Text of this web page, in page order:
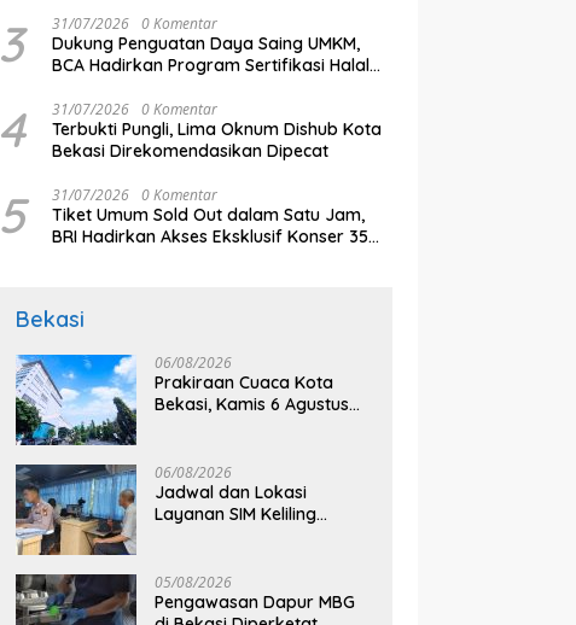
Surabaya Juara Piala Presiden
2026
3 31/07/2026 0 Komentar
Dukung Penguatan Daya Saing UMKM,
BCA Hadirkan Program Sertifikasi Halal
4 31/07/2026 0 Komentar
Terbukti Pungli, Lima Oknum Dishub Kota
Bekasi Direkomendasikan Dipecat
5 31/07/2026 0 Komentar
Tiket Umum Sold Out dalam Satu Jam,
BRI Hadirkan Akses Eksklusif Konser 35
Bekasi
06/08/2026
Prakiraan Cuaca Kota
Bekasi, Kamis 6 Agustus
06/08/2026
Jadwal dan Lokasi
Layanan SIM Keliling
05/08/2026
Pengawasan Dapur MBG